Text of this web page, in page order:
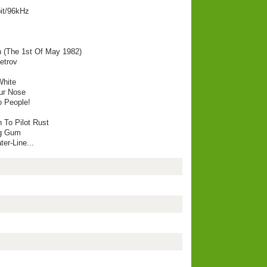
96kHz
(The 1st Of May 1982)
Nose
People!
To Pilot Rust
Gum
Line...